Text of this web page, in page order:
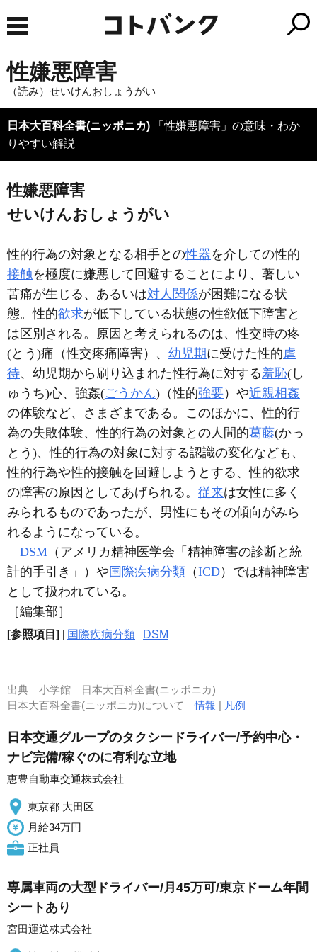
性嫌悪障害
（読み）せいけんおしょうがい
日本大百科全書(ニッポニカ) 「性嫌悪障害」の意味・わか
りやすい解説
性嫌悪障害
せいけんおしょうがい
性的行為の対象となる相手との性器を介しての性的
接触を極度に嫌悪して回避することにより、著しい
苦痛が生じる、あるいは対人関係が困難になる状
態。性的欲求が低下している状態の性欲低下障害と
は区別される。原因と考えられるのは、性交時の疼
(とう)痛（性交疼痛障害）、 幼児期に受けた性的虐
待、幼児期から刷り込まれた性行為に対する羞恥(し
ゅうち)心、強姦(ごうかん)（性的強要）や近親相姦
の体験など、さまざまである。このほかに、性的行
為の失敗体験、性的行為の対象との人間的葛藤(かっ
とう)、性的行為の対象に対する認識の変化なども、
性的行為や性的接触を回避しようとする、性的欲求
の障害の原因としてあげられる。 従来は女性に多く
みられるものであったが、男性にもその傾向がみら
れるようになっている。
DSM （アメリカ精神医学会「精神障害の診断と統
計的手引き」）や 国際疾病分類 （ICD）では精神障害
として扱われている。
［編集部］
[参照項目] | 国際疾病分類 | DSM
出典 小学館 日本大百科全書(ニッポニカ)
日本大百科全書(ニッポニカ)について情報 | 凡例
日本交通グループのタクシードライバー/予約中心・
ナビ完備/稼ぐのに有利な立地
恵豊自動車交通株式会社
東京都 大田区
月給34万円
正社員
専属車両の大型ドライバー/月45万可/東京ドーム年間
シートあり
宮田運送株式会社